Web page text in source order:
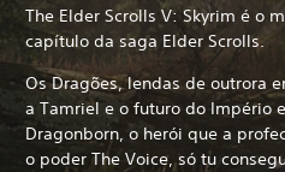
The Elder Scrolls V: Skyrim é o
capítulo da saga Elder Scrolls.
Os Dragões, lendas de outrora
a Tamriel e o futuro do Império
Dragonborn, o herói que a
o poder The Voice, só tu